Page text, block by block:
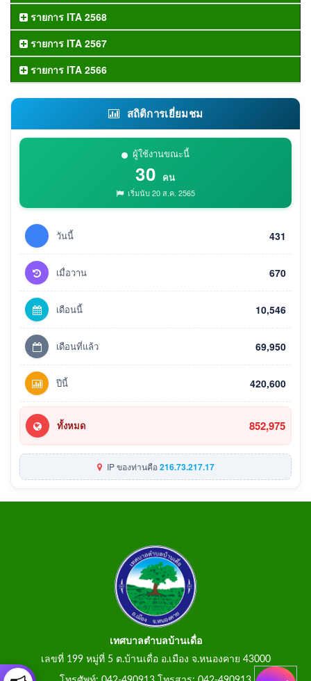
รายการ ITA 2568
รายการ ITA 2567
รายการ ITA 2566
สถิติการเยี่ยมชม
ผู้ใช้งานขณะนี้
30 คน
เริ่มนับ 20 ส.ค. 2565
วันนี้ 431
เมื่อวาน 670
เดือนนี้ 10,546
เดือนที่แล้ว 69,950
ปีนี้ 420,600
ทั้งหมด 852,975
IP ของท่านคือ216.73.217.17
เทศบาลตำบลบ้านเดื่อ
เลขที่ 199 หมู่ที่ 5 ต.บ้านเดื่อ อ.เมือง จ.หนองคาย 43000